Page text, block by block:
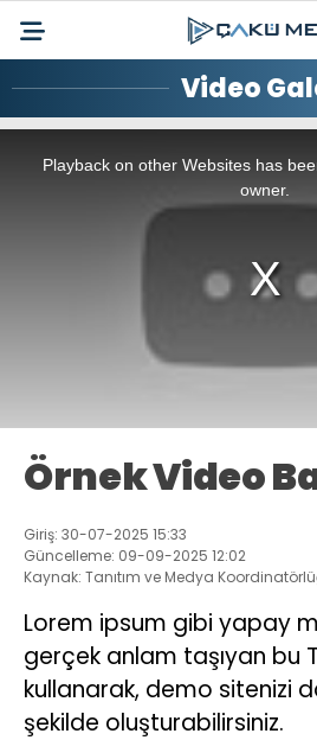
Video
Playback on other Websites has
owner.
Örnek Video
Giriş: 30-07-2025 15:33
Güncelleme: 09-09-2025 12:02
Kaynak: Tanıtım ve Medya
Lorem ipsum gibi yapay
gerçek anlam taşıyan bu
kullanarak, demo sitenizi
şekilde oluşturabilirsiniz.